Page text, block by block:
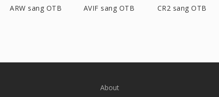
ARW sang OTB AVIF sang OTB CR2 sang OTB
About